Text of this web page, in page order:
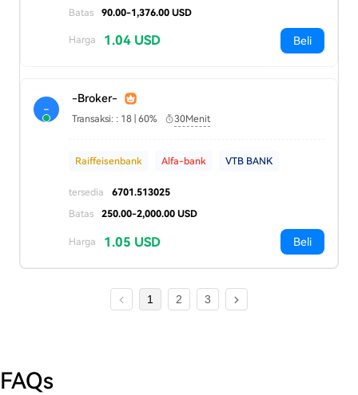
Batas
90.00-1,376.00 USD
Harga 1.04 USD Beli
-
-Broker-
Transaksi: : 18 | 60% 30Menit
Raiffeisenbank Alfa-bank VTB BANK
tersedia
6701.513025
Batas
250.00-2,000.00 USD
Harga 1.05 USD Beli
1 2 3
FAQs